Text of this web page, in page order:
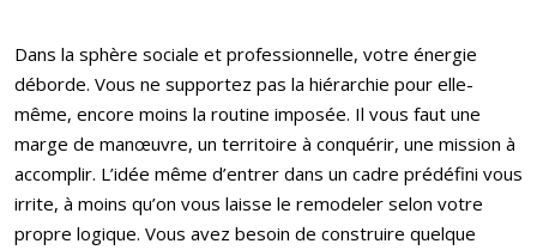
Dans la sphère sociale et professionnelle, votre énergie
déborde. Vous ne supportez pas la hiérarchie pour elle-
même, encore moins la routine imposée. Il vous faut une
marge de manœuvre, un territoire à conquérir, une mission à
accomplir. L’idée même d’entrer dans un cadre prédéfini vous
irrite, à moins qu’on vous laisse le remodeler selon votre
propre logique. Vous avez besoin de construire quelque